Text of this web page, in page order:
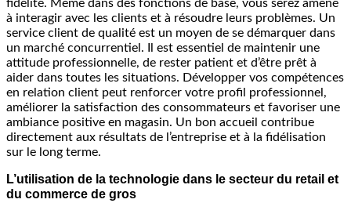
fidélité. Même dans des fonctions de base, vous serez amené
à interagir avec les clients et à résoudre leurs problèmes. Un
service client de qualité est un moyen de se démarquer dans
un marché concurrentiel. Il est essentiel de maintenir une
attitude professionnelle, de rester patient et d’être prêt à
aider dans toutes les situations. Développer vos compétences
en relation client peut renforcer votre profil professionnel,
améliorer la satisfaction des consommateurs et favoriser une
ambiance positive en magasin. Un bon accueil contribue
directement aux résultats de l’entreprise et à la fidélisation
sur le long terme.
L’utilisation de la technologie dans le secteur du retail et
du commerce de gros